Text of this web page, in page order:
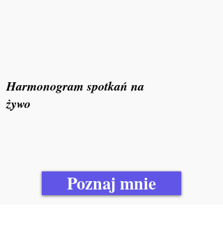
Harmonogram spotkań na
żywo
Poznaj mnie